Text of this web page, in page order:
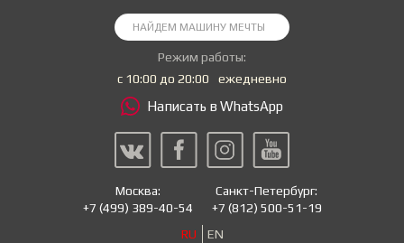
Режим работы:
с 10:00 до 20:00
ежедневно
Написать в WhatsApp
Москва:
+7 (499) 389-40-54
Санкт-Петербург:
+7 (812) 500-51-19
RU
EN